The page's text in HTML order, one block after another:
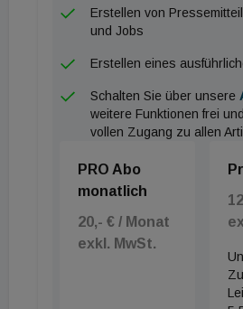
Digitale Lösungen zur
Das Whitepaper unterstreicht
regelmäßiger und sorgfältiger
Immobilien, um die Entstehung
verhindern. Dabei spielt digitale
Schlüsselrolle. PlanRadar stellt
Zusammenhang seine Plattform
es Immobilienverwaltern
von Gebäuden detailliert zu
Wartungsarbeiten effizient zu
schnell zu beheben. Die SaaS-
Erstellen von
und Jobs
Erstellen eines
Schalten Sie über unsere
weitere Funktionen frei
vollen Zugang zu allen
PRO Abo
monatlich
20,- € / Monat
exkl. MwSt.